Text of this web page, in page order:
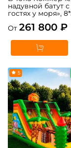
надувной батут
гостях у моря»,
От 261 800 ₽
5